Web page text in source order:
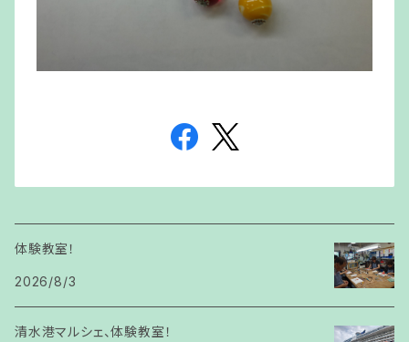
体験教室！
2026/8/3
清水港マルシェ、体験教室！